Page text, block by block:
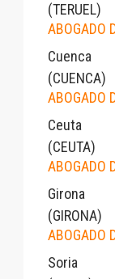
(TERUEL)
ABOGADO
Cuenca
(CUENCA)
ABOGADO
Ceuta
(CEUTA)
ABOGADO
Girona
(GIRONA)
ABOGADO
Soria